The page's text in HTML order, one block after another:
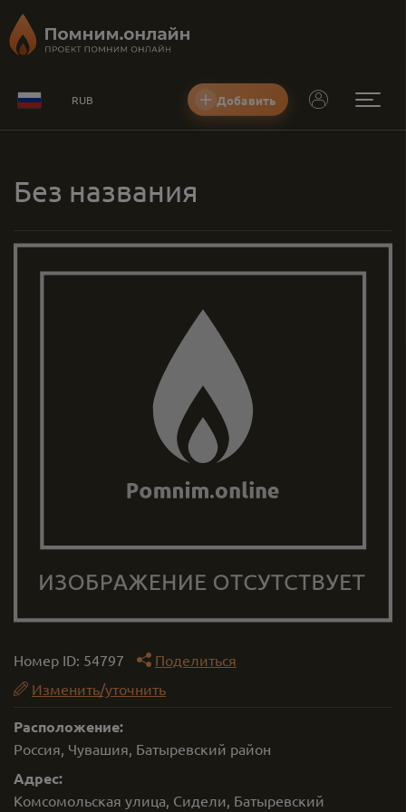
RUB Добавить
Без названия
Номер ID: 54797
Поделиться
Изменить/уточнить
Расположение:
Россия, Чувашия, Батыревский район
Адрес:
Комсомольская улица, Сидели, Батыревский